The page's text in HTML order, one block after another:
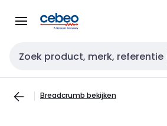
naar
naar
Zoekveld invoer
Breadcrumb bekijken